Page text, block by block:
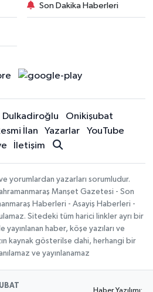
Son Dakika Haberleri
Dulkadiroğlu
Onikişubat
İlan Yazarlar
YouTube
İletişim
yorumlardan yazarları sorumludur.
Manşet Gazetesi - Son
Haberleri - Asayiş Haberleri -
Sitedeki tüm harici linkler ayrı bir
yayınlanan haber, köşe yazıları ve
kaynak gösterilse dahi, herhangi bir
ve yayınlanamaz